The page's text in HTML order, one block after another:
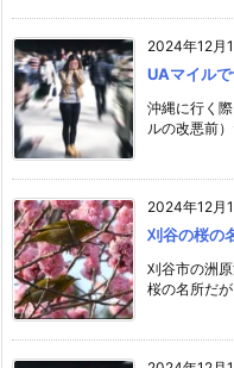
2024年12月
UAマイル
沖縄に行く
ルの改悪前
2024年12月
刈谷の桜の
刈谷市の洲
桜の名所だ